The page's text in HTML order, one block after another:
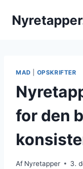
MAD OPSKRIFTER
for den
Af Nyretapper 3.